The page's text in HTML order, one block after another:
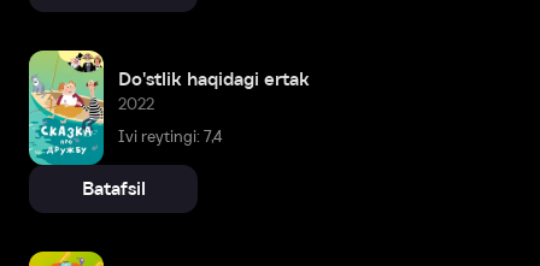
Do'stlik haqidagi ertak
2022
Ivi reytingi: 7,4
Batafsil